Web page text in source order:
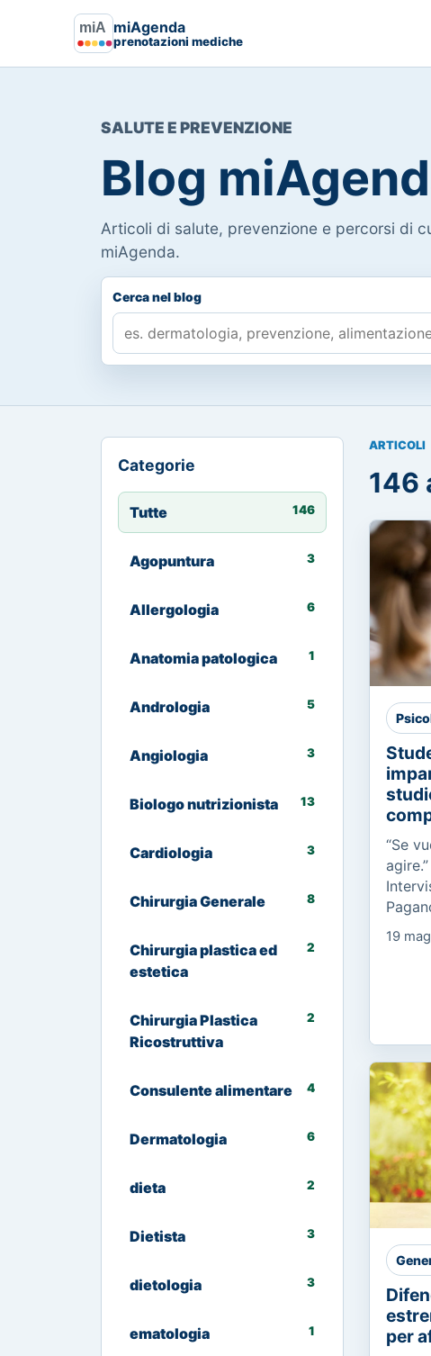
miAgenda
prenotazioni mediche
SALUTE E PREVENZIONE
Blog
Articoli di salute, prevenzione e percorsi di
miAgenda.
Cerca nel blog
Categorie
Tutte 146
Agopuntura 3
Allergologia 6
Anatomia patologica 1
Andrologia 5
Angiologia 3
Biologo nutrizionista 13
Cardiologia 3
Chirurgia Generale 8
Chirurgia plastica ed
estetica
2
Chirurgia Plastica
Ricostruttiva
2
Consulente alimentare 4
Dermatologia 6
dieta 2
Dietista 3
dietologia 3
ematologia 1
ARTICOLI
146
“Se
ma
C’è
19
per